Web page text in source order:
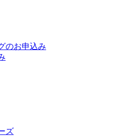
のお申込み
ズ